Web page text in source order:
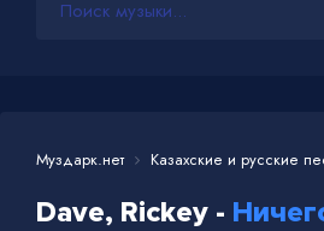
Муздарк.нет Казахские и русские
Dave, Rickey -